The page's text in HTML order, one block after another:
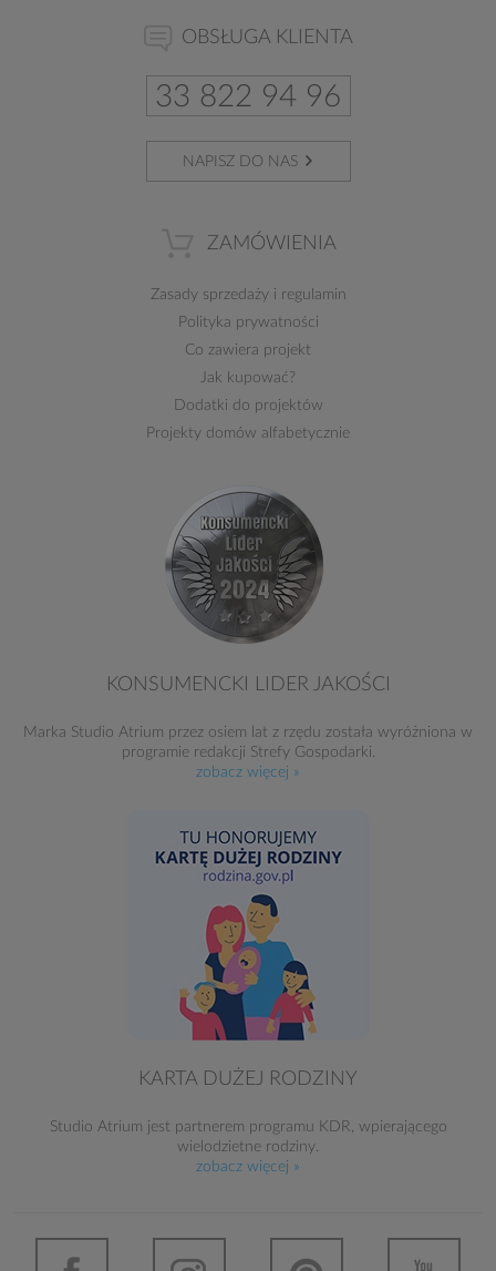
OBSŁUGA KLIENTA
33 822 94 96
NAPISZ DO NAS
ZAMÓWIENIA
Zasady sprzedażyi regulamin
Polityka prywatności
Co zawiera projekt
Jak kupować?
Dodatki do projektów
Projekty domów alfabetycznie
KONSUMENCKI LIDER JAKOŚCI
Marka Studio Atrium przez osiem lat z rzędu została wyróżniona w
programie redakcji Strefy Gospodarki.
zobacz więcej »
KARTA DUŻEJ RODZINY
Studio Atrium jest partnerem programu KDR, wpierającego
wielodzietne rodziny.
zobacz więcej »